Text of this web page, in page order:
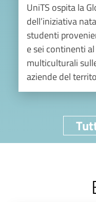
UniTS ospita la
dell’iniziativa
studenti
e sei continenti
multiculturali
aziende del